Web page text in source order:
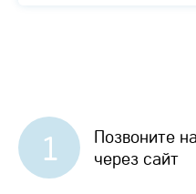
1
Позвоните
через сайт